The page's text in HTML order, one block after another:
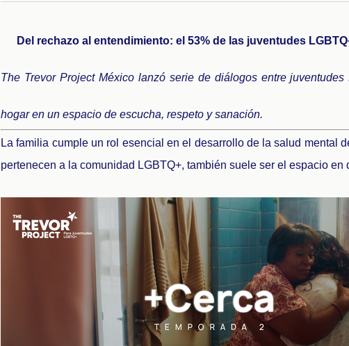
Del rechazo al entendimiento: el 53% de las juventudes
The Trevor Project México lanzó serie de diálogos entre
hogar en un espacio de escucha, respeto y sanación.
La familia cumple un rol esencial en el desarrollo de la salud mental
pertenecen a la comunidad LGBTQ+, también suele ser el espacio